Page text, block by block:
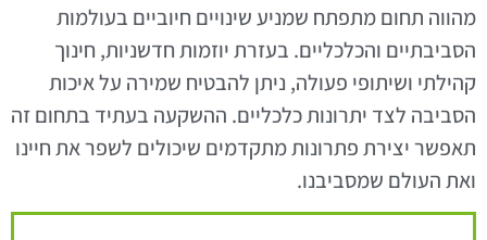
מהווה תחום מתפתח שמניע שינויים חיוביים בעולמות
הסביבתיים והכלכליים. בעזרת יוזמות חדשניות, חינוך
קהילתי ושיתופי פעולה, ניתן להבטיח שמירה על איכות
הסביבה לצד יתרונות כלכליים. ההשקעה בעתיד בתחום זה
תאפשר יצירת פתרונות מתקדמים שיכולים לשפר את חיינו
ואת העולם שמסביבנו.